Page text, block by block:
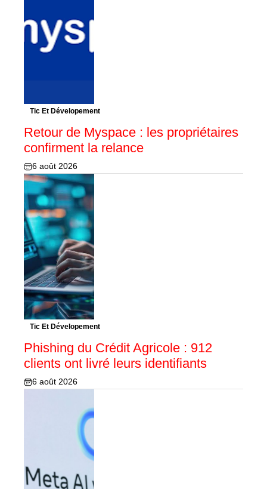
Tic Et Dévelopement
Retour de Myspace : les propriétaires
confirment la relance
6 août 2026
Tic Et Dévelopement
Phishing du Crédit Agricole : 912
clients ont livré leurs identifiants
6 août 2026